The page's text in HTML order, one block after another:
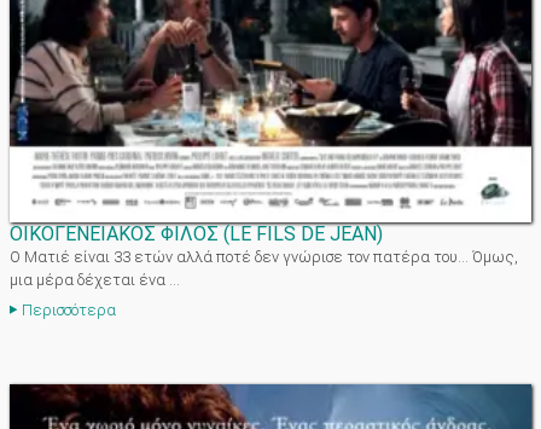
ΟΙΚΟΓΕΝΕΙΑΚΟΣ ΦΙΛΟΣ(LE FILS DE JEAN)
Ο Ματιέ είναι 33 ετών αλλά ποτέ δεν γνώρισε τον πατέρα του... Όμως,
μια μέρα δέχεται ένα ...
Περισσότερα